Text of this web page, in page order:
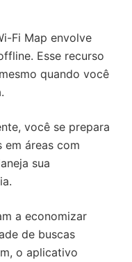
Fi Map envolve
Esse recurso
quando você
você se prepara
em áreas com
sua
a economizar
de buscas
o aplicativo